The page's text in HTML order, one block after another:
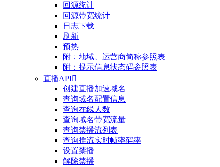
回源统计
回源带宽统计
日志下载
刷新
预热
附：地域、运营商简称参照表
附：提示信息状态码参照表
直播API
创建直播加速域名
查询域名配置信息
查询在线人数
查询域名带宽流量
查询禁播流列表
查询推流实时帧率码率
设置禁播
解除禁播